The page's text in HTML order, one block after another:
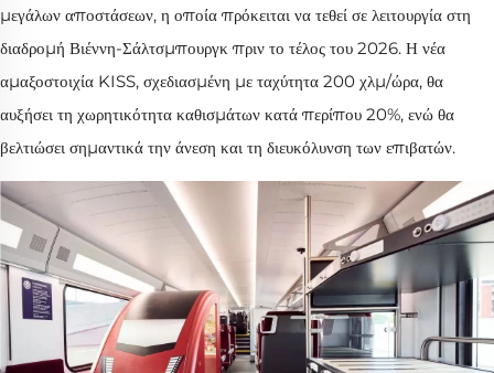
μεγάλων αποστάσεων, η οποία πρόκειται να τεθεί σε λειτουργία στη
διαδρομή Βιέννη-Σάλτσμπουργκ πριν το τέλος του 2026. Η νέα
αμαξοστοιχία KISS, σχεδιασμένη με ταχύτητα 200 χλμ/ώρα, θα
αυξήσει τη χωρητικότητα καθισμάτων κατά περίπου 20%, ενώ θα
βελτιώσει σημαντικά την άνεση και τη διευκόλυνση των επιβατών.